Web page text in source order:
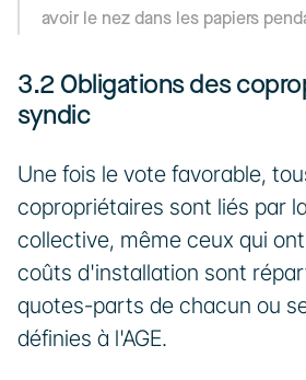
avoir le nez dans les papiers
3.2 Obligations des
syndic
Une fois le vote favorable,
copropriétaires sont liés par
collective, même ceux qui
coûts d'installation sont
quotes-parts de chacun ou
définies à l'AGE.